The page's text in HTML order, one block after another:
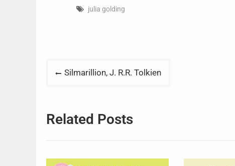
julia golding
PostSilmarillion, J. R.R. Tolkien
Related Posts